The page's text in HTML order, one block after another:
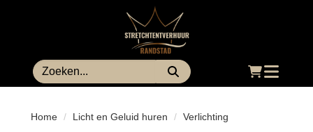
Toggle
Home Licht en Geluid huren Verlichting